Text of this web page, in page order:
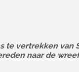
te vertrekken
naar de